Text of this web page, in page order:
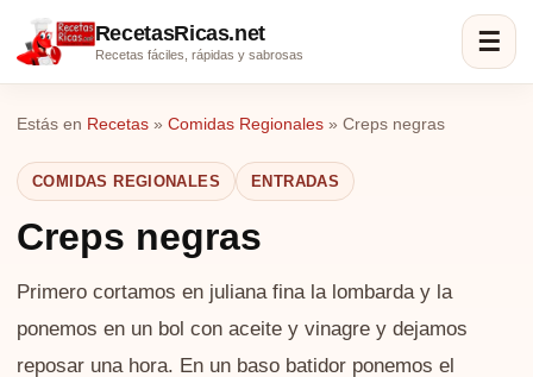
RecetasRicas.net
Recetas fáciles, rápidas y sabrosas ☰
Estás en Recetas » Comidas Regionales » Creps negras
COMIDAS REGIONALES ENTRADAS
Creps negras
Primero cortamos en juliana fina la lombarda y la
ponemos en un bol con aceite y vinagre y dejamos
reposar una hora. En un baso batidor ponemos el